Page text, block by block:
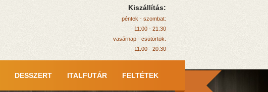
Kiszállítás:
péntek - szombat:
11:00 - 21:30
vasárnap - csütörtök:
11:00 - 20:30
DESSZERT ITALFUTÁR FELTÉTEK